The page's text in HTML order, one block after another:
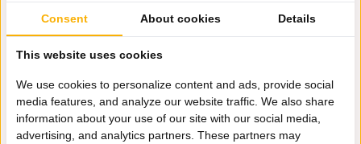
Hulp nodig?
Wij zitten voor je klaar.
Whatsapp ons
Consent About cookies Details
This website uses cookies
We use cookies to personalize content and ads, provide social
media features, and analyze our website traffic. We also share
information about your use of our site with our social media,
advertising, and analytics partners. These partners may